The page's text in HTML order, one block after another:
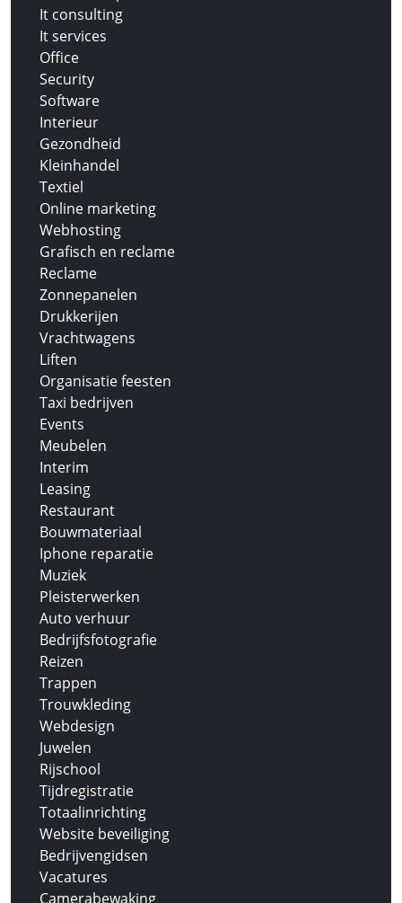
It consulting
It services
Office
Security
Software
Interieur
Gezondheid
Kleinhandel
Textiel
Online marketing
Webhosting
Grafisch en reclame
Reclame
Zonnepanelen
Drukkerijen
Vrachtwagens
Liften
Organisatie feesten
Taxi bedrijven
Events
Meubelen
Interim
Leasing
Restaurant
Bouwmateriaal
Iphone reparatie
Muziek
Pleisterwerken
Auto verhuur
Bedrijfsfotografie
Reizen
Trappen
Trouwkleding
Webdesign
Juwelen
Rijschool
Tijdregistratie
Totaalinrichting
Website beveiliging
Bedrijvengidsen
Vacatures
Camerabewaking